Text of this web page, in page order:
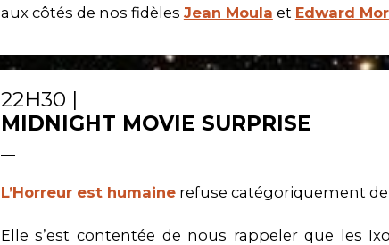
aux côtés de nos fidèles Jean Moula et Edward
22H30 |
MIDNIGHT MOVIE SURPRISE
L’Horreur est humainerefuse catégoriquement
Elle s’est contentée de nous rappeler que les